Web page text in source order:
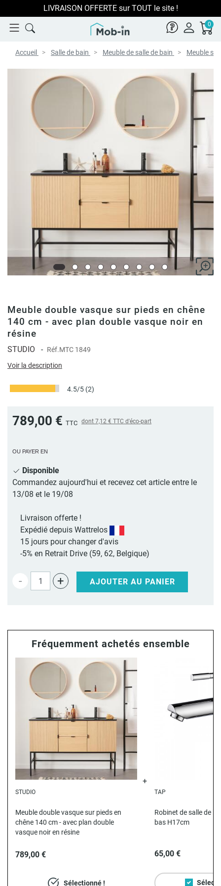
LIVRAISON OFFERTE sur TOUT le site !
0
Accueil Salle de bain Meuble de salle de bain Meuble
Meuble double vasque sur pieds en chêne
140 cm - avec plan double vasque noir en
résine
STUDIO - Réf.MTC 1849
Voir la description
4.5/5 (2)
789,00 € TTC dont 7,12 € TTC d'éco-part
OU PAYER EN
Disponible
Commandez aujourd'hui et recevez cet article entre le
13/08 et le 19/08
Livraison offerte !
Expédié depuis Wattrelos
15 jours pour changer d'avis
-5% en Retrait Drive (59, 62, Belgique)
- + AJOUTER AU PANIER
Fréquemment achetés ensemble
STUDIO
Meuble double vasque sur pieds en
chêne 140 cm - avec plan double
vasque noir en résine
789,00 €
Sélectionné !
TAP
Robinet de salle de
bas H17cm
65,00 €